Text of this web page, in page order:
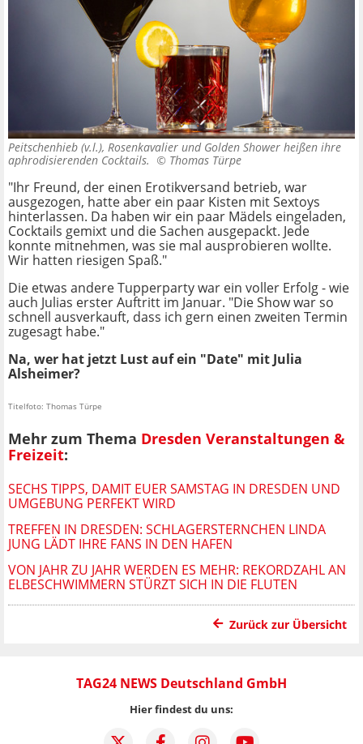
Peitschenhieb (v.l.), Rosenkavalier und Golden Shower heißen ihre
aphrodisierenden Cocktails. © Thomas Türpe
"Ihr Freund, der einen Erotikversand betrieb, war
ausgezogen, hatte aber ein paar Kisten mit Sextoys
hinterlassen. Da haben wir ein paar Mädels eingeladen,
Cocktails gemixt und die Sachen ausgepackt. Jede
konnte mitnehmen, was sie mal ausprobieren wollte.
Wir hatten riesigen Spaß."
Die etwas andere Tupperparty war ein voller Erfolg - wie
auch Julias erster Auftritt im Januar. "Die Show war so
schnell ausverkauft, dass ich gern einen zweiten Termin
zugesagt habe."
Na, wer hat jetzt Lust auf ein "Date" mit Julia
Alsheimer?
Titelfoto: Thomas Türpe
Mehr zum Thema Dresden Veranstaltungen &
Freizeit:
SECHS TIPPS, DAMIT EUER SAMSTAG IN DRESDEN UND
UMGEBUNG PERFEKT WIRD
TREFFEN IN DRESDEN: SCHLAGERSTERNCHEN LINDA
JUNG LÄDT IHRE FANS IN DEN HAFEN
VON JAHR ZU JAHR WERDEN ES MEHR: REKORDZAHL AN
ELBESCHWIMMERN STÜRZT SICH IN DIE FLUTEN
Zurück zur Übersicht
TAG24 NEWS Deutschland GmbH
Hier findest du uns: